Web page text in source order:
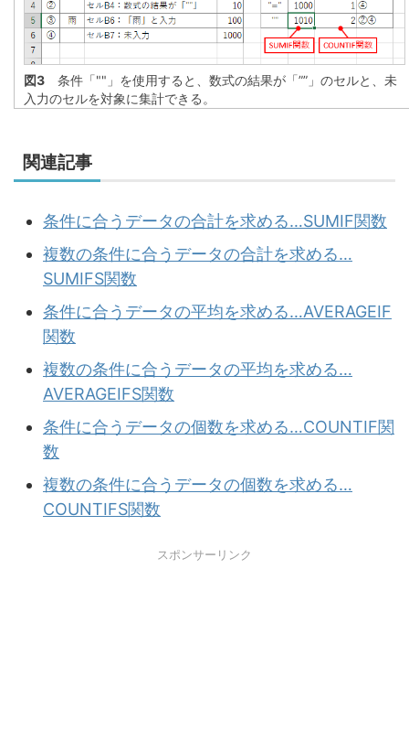
図3 条件「""」を使用すると、数式の結果が「””」のセルと、未
入力のセルを対象に集計できる。
関連記事
条件に合うデータの合計を求める…SUMIF関数
複数の条件に合うデータの合計を求める…
SUMIFS関数
条件に合うデータの平均を求める…AVERAGEIF
関数
複数の条件に合うデータの平均を求める…
AVERAGEIFS関数
条件に合うデータの個数を求める…COUNTIF関
数
複数の条件に合うデータの個数を求める…
COUNTIFS関数
スポンサーリンク